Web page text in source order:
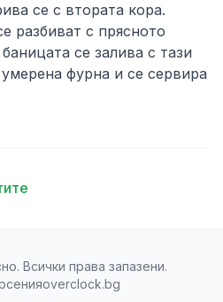
се с втората кора.
разбиват с прясното
се залива с тази
фурна и се сервира
Всички права запазени.
overclock.bg